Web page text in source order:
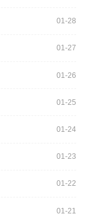
01-28
01-27
01-26
01-25
01-24
01-23
01-22
01-21